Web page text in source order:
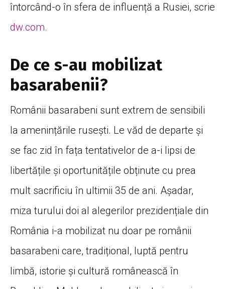
întorcând-o în sfera de influență a Rusiei, scrie
dw.com.
De ce s-au mobilizat
basarabenii?
Românii basarabeni sunt extrem de sensibili
la amenințările rusești. Le văd de departe și
se fac zid în fața tentativelor de a-i lipsi de
libertățile și oportunitățile obținute cu prea
mult sacrificiu în ultimii 35 de ani. Așadar,
miza turului doi al alegerilor prezidențiale din
România i-a mobilizat nu doar pe românii
basarabeni care, tradițional, luptă pentru
limbă, istorie și cultură românească în